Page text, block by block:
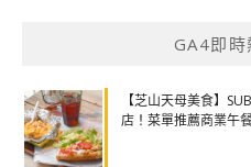
GA4即
【芝山天母美食】
店！菜單推薦商業午